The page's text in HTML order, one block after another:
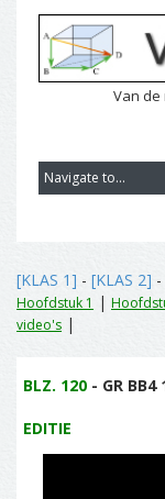
Van de
[KLAS 1] - [KLAS 2] -
Hoofdstuk 1 |
video's |
BLZ. 120 - GR BB4
EDITIE